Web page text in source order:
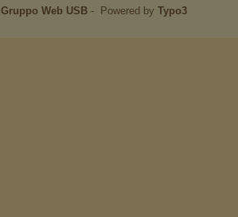
Gruppo Web USB‐ Powered by Typo3